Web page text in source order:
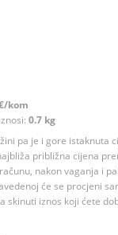
kom
0.7 kg
pa je i gore istaknuta
približna cijena
nakon vaganja i
će se procjeni
skinuti iznos koji ćete